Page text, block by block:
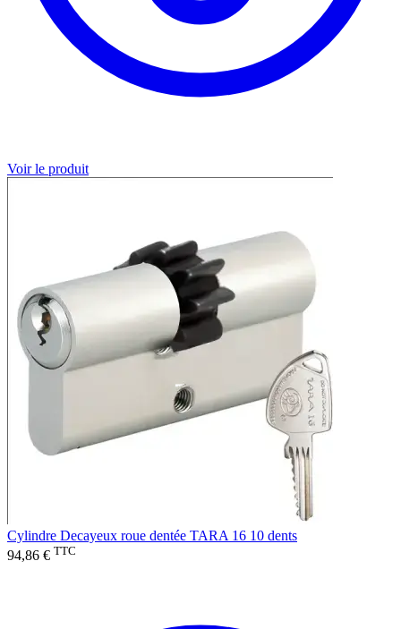
Voir le produit
Cylindre Decayeux roue dentée TARA 16 10 dents
94,86 € TTC